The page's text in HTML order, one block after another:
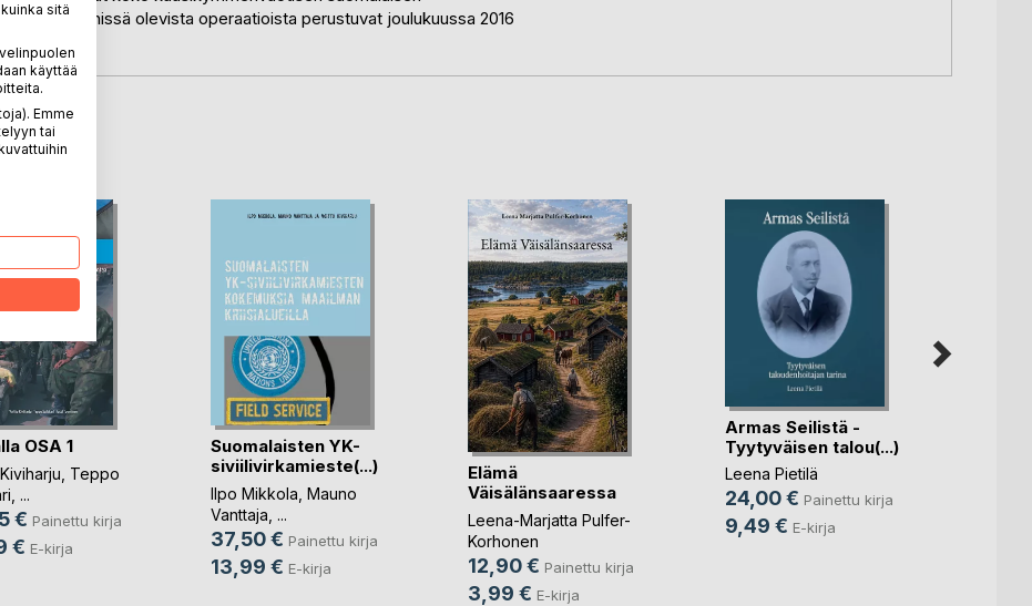
käynnissä olevista operaatioista perustuvat joulukuussa 2016
OSA 1
Teppo
, ...
€ Painettu kirja
€ E-kirja
Suomalaisten YK-
siviilivirkamieste(...)
Ilpo Mikkola Mauno
Vanttaja , ...
37,50 € Painettu kirja
13,99 € E-kirja
Elämä
Väisälänsaaressa
Leena-Marjatta Pulfer-
Korhonen
12,90 € Painettu kirja
3,99 € E-kirja
Armas Seilistä -
Tyytyväisen talou(...)
Leena Pietilä
24,00 € Painettu kirja
9,49 € E-kirja
sitä
käyttää
Emme
tai